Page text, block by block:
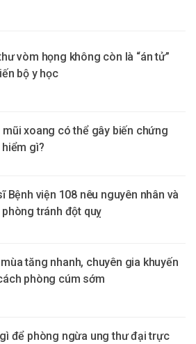
vòm họng không còn là “án tử”
bộ y học
mũi xoang có thể gây biến chứng
gì?
Bệnh viện 108 nêu nguyên nhân và
tránh đột quỵ
tăng nhanh, chuyên gia khuyến
phòng cúm sớm
để phòng ngừa ung thư đại trực